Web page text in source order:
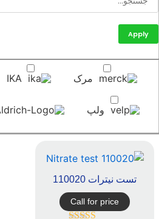
Apply
مرک IKA
ولپ
تست نیترات 110020
Call for price